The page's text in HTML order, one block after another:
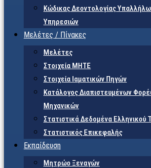
Κώδικας Δεοντολογίας
Υπηρεσιών
Μελέτες / Πίνακες
Μελέτες
Στοιχεία ΜΗΤΕ
Στοιχεία Ιαματικών Πηγών
Κατάλογος Διαπιστευμένων
Μηχανικών
Στατιστικά Δεδομένα Ελληνικού
Στατιστικός Επικεφαλής
Εκπαίδευση
Μητρώο Ξεναγών